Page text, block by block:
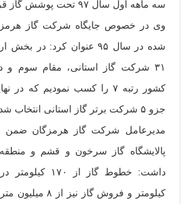
سه ماهه اول سال ۹۷ تحت پوشش گاز قرار خواهند گرفت.
وی در خصوص جایگاه شرکت گاز
شده در سال ۹۵ عنوان کرد:
۳۱ شرکت گاز استانی، مقام سوم
کشور رتبه ۷ را کسب نمودیم
جزو ۵ شرکت برتر گاز استانی انتخاب شده ایم.
مدیرعامل شرکت گاز هرمزگان ضمن